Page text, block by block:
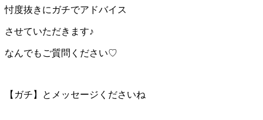
忖度抜きにガチでアドバイス
させていただきます♪
なんでもご質問ください♡
【ガチ】とメッセージくださいね